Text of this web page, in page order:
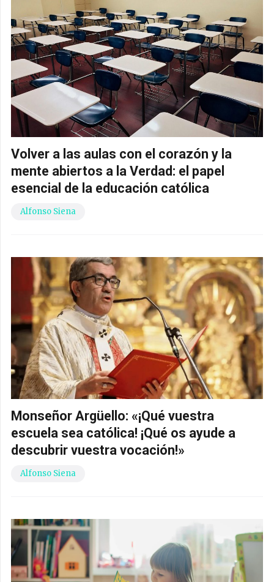
Volver a las aulas con el corazón y la
mente abiertos a la Verdad: el papel
esencial de la educación católica
Alfonso Siena
Monseñor Argüello: «¡Qué vuestra
escuela sea católica! ¡Qué os ayude a
descubrir vuestra vocación!»
Alfonso Siena